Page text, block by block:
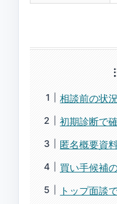
相談前の状
初期診断で
匿名概要資
買い手候補
トップ面談